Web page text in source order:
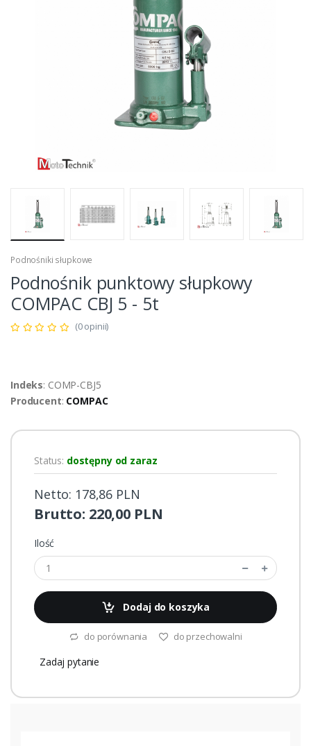
Podnośniki słupkowe
Podnośnik punktowy słupkowy
COMPAC CBJ 5 - 5t
(0 opinii)
Indeks: COMP-CBJ5
Producent: COMPAC
Status: dostępny od zaraz
Netto: 178,86 PLN
Brutto: 220,00 PLN
Ilość
Dodaj do koszyka
do porównania do przechowalni
Zadaj pytanie